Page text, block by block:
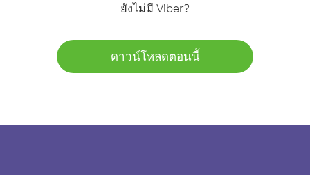
ยังไม่มี Viber?
ดาวน์โหลดตอนนี้